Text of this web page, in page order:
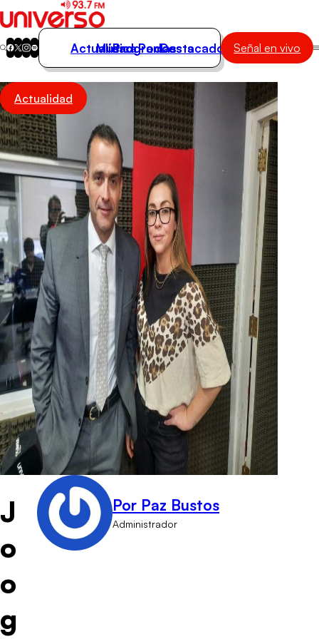
Actualidad
Música
Programas
Podcasts
Destacados
Actualidad
Música
Programas
Podcasts
Destacados Señal en vivo
Actualidad
J
o
o
g
Por Paz Bustos
Administrador